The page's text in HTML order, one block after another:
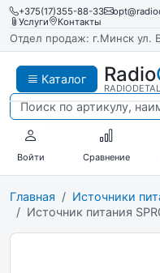
+375(17)355-88-33
Услуги
Контакты
Отдел продаж: г.Минск ул.
Каталог Radio
Войти Сравнение
Главная
Источники
Источник питания